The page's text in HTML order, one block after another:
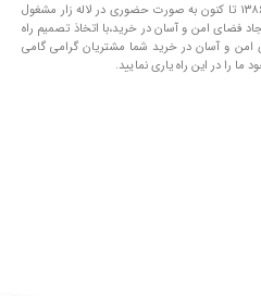
فروشگاه الو لاله زار با سابقه فروش از سال ۱۳۸۶ تا کنون به صورت حضوری در لاله زار مشغول
سال ۱۳۹۵ با رویکرد ایجاد فضای امن و آسان در خرید،با اتخاذ تصمیم راه
امن و آسان در خرید شما مشتریان گرامی گامی
ما را در این راه یاری نمایید.